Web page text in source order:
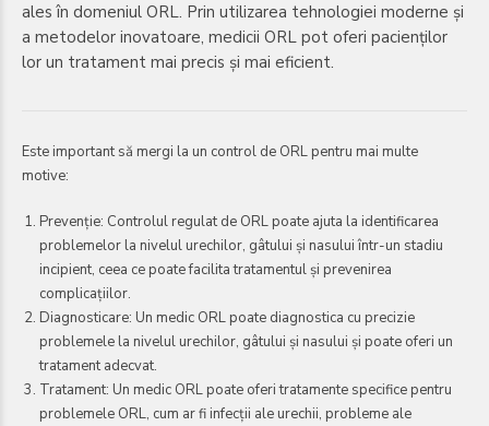
ales în domeniul ORL. Prin utilizarea tehnologiei moderne și
a metodelor inovatoare, medicii ORL pot oferi pacienților
lor un tratament mai precis și mai eficient.
Este important să mergi la un control de ORL pentru mai multe
motive:
Prevenție: Controlul regulat de ORL poate ajuta la identificarea
problemelor la nivelul urechilor, gâtului și nasului într-un stadiu
incipient, ceea ce poate facilita tratamentul și prevenirea
complicațiilor.
Diagnosticare: Un medic ORL poate diagnostica cu precizie
problemele la nivelul urechilor, gâtului și nasului și poate oferi un
tratament adecvat.
Tratament: Un medic ORL poate oferi tratamente specifice pentru
problemele ORL, cum ar fi infecții ale urechii, probleme ale